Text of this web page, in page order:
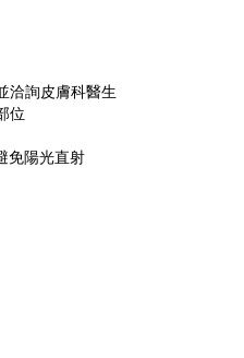
洽詢皮膚科醫生
位
免陽光直射